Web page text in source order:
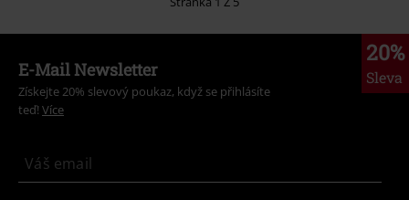
20%
Sleva
E-Mail Newsletter
Získejte 20% slevový poukaz, když se přihlásíte
teď! Více